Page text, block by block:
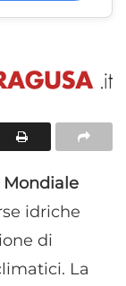
Mondiale
idriche
di
La